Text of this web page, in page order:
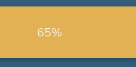
65%